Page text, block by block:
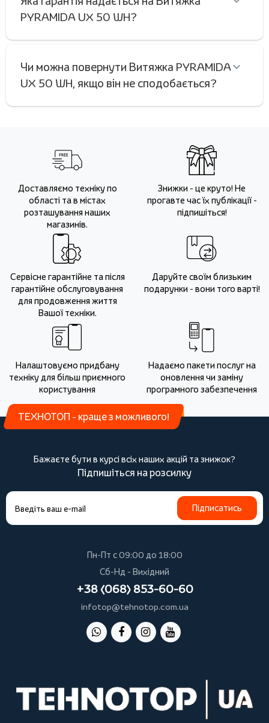
PYRAMIDA UX 50 WH?
Чи можна повернути Витяжка PYRAMIDA
UX 50 WH, якщо він не сподобається?
Доставляємо техніку по
області та в містах
розташування наших
магазинів.
Знижки - це круто! Не
прогавте час їх публікації -
підпишіться!
Сервісне гарантійне та після
гарантійне обслуговування
для продовження життя
Вашої техніки.
Даруйте своїм близьким
подарунки - вони того варті!
Налаштовуємо придбану
техніку для більш приємного
користування
Надаємо пакети послуг на
оновлення чи заміну
програмного забезпечення
ТЕХНОТОП - краще з можливого!
Бажаєте бути в курсі всіх наших акцій та знижок?
Підпишіться на розсилку
Підписатись
Пн-Пт с 09:00 до 18:00
Сб-Нд - Вихідний
+38 (068) 853-60-60
infotop@tehnotop.com.ua